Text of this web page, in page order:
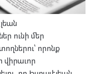
ունի մեր
որոնք
վիրաւոր